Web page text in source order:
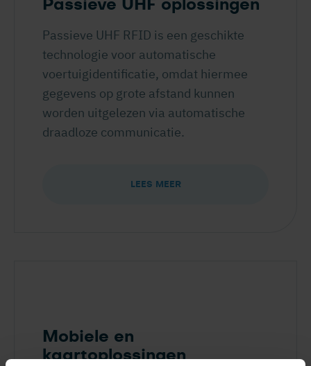
Passieve UHF oplossingen
Passieve UHF RFID is een geschikte
technologie voor automatische
voertuigidentificatie, omdat hiermee
gegevens op grote afstand kunnen
worden uitgelezen via automatische
draadloze communicatie.
LEES MEER
Mobiele en
kaartoplossingen